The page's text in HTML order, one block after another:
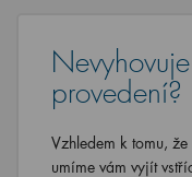
provedení?
Vzhledem k tomu,
umíme vám vyjít